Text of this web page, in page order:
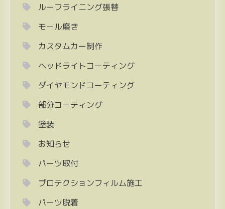
ルーフライニング張替
モール磨き
カスタムカー制作
ヘッドライトコーティング
ダイヤモンドコーティング
部分コーティング
塗装
お知らせ
パーツ取付
プロテクションフィルム施工
パーツ脱着